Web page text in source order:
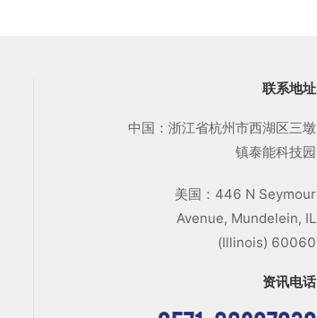
联系地址
中国：浙江省杭州市西湖区三墩
镇泰能科技园
美国：446 N Seymour
Avenue, Mundelein, IL
(Illinois) 60060
资讯电话